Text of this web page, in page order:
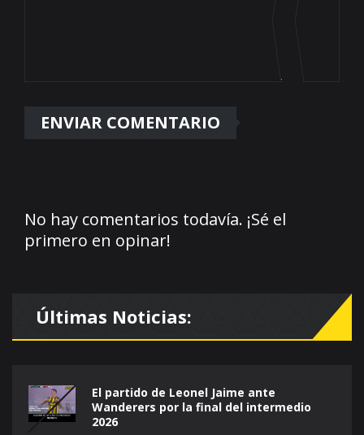
No hay comentarios todavía. ¡Sé el
primero en opinar!
Últimas Noticias:
El partido de Leonel Jaime ante
Wanderers por la final del intermedio
2026